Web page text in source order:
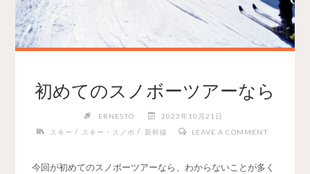
初めてのスノボーツアーなら
ERNESTO
2023年10月21日
スキー / スキー・スノボ / 新幹線 LEAVE A COMMENT
今回が初めてのスノボーツアーなら、わからないことが多く